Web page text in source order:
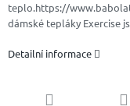
teplo.https://
dámské tepláky Exercise
Detailní informace